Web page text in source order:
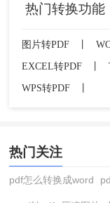
热门转换功能
图片转PDF
EXCEL转PDF
WPS转PDF
热门关注
pdf怎么转换成word